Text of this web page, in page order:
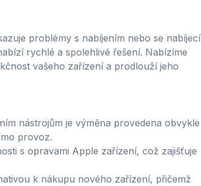
problémy s nabíjením nebo se nabíjecí
rychlé a spolehlivé řešení. Nabízíme
vašeho zařízení a prodlouží jeho
nástrojům je výměna provedena obvykle
provoz.
s opravami Apple zařízení, což zajišťuje
k nákupu nového zařízení, přičemž